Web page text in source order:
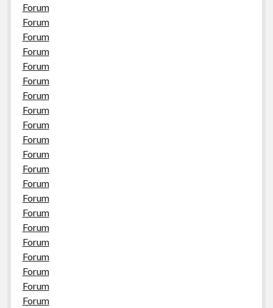
Forum
Forum
Forum
Forum
Forum
Forum
Forum
Forum
Forum
Forum
Forum
Forum
Forum
Forum
Forum
Forum
Forum
Forum
Forum
Forum
Forum